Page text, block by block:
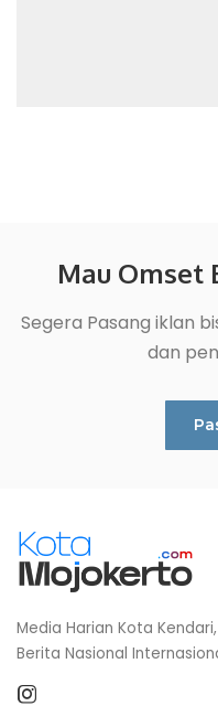
Mau Omset
Segera Pasang iklan
dan
Media Harian Kota
Berita Nasional